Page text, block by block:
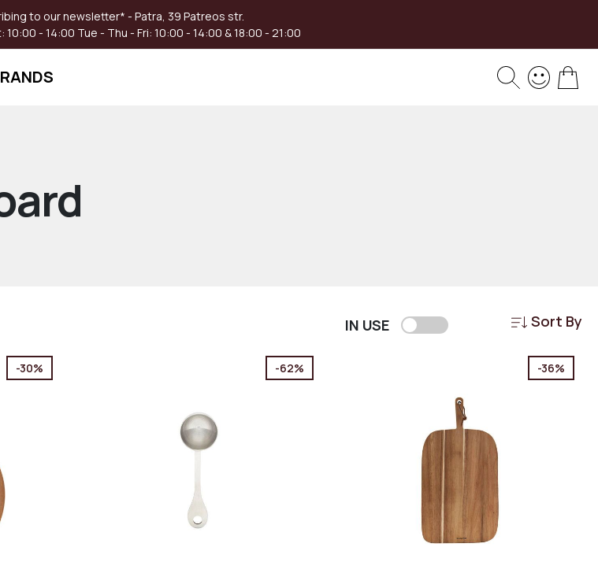
to our newsletter* - Patra, 39 Patreos str.
10:00 - 14:00 Tue - Thu - Fri: 10:00 - 14:00 & 18:00 - 21:00
Sort By
IN USE
-30% -62% -36%